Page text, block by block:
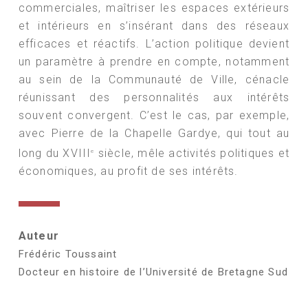
commerciales, maîtriser les espaces extérieurs
et intérieurs en s’insérant dans des réseaux
efficaces et réactifs. L’action politique devient
un paramètre à prendre en compte, notamment
au sein de la Communauté de Ville, cénacle
réunissant des personnalités aux intérêts
souvent convergent. C’est le cas, par exemple,
avec Pierre de la Chapelle Gardye, qui tout au
long du XVIIIe
siècle, mêle activités politiques et
économiques, au profit de ses intérêts.
Auteur
Frédéric Toussaint
Docteur en histoire de l’Université de Bretagne Sud